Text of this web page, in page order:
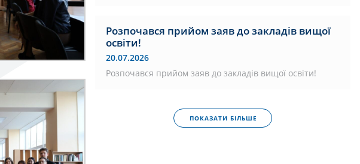
Розпочався прийом заяв до закладів вищої
освіти!
20.07.2026
Розпочався прийом заяв до закладів вищої освіти!
ПОКАЗАТИ БІЛЬШЕ